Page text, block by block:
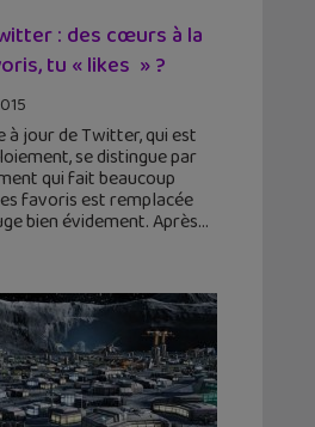
: des cœurs à la
tu « likes » ?
à jour de Twitter, qui est
se distingue par
qui fait beaucoup
favoris est remplacée
bien évidement. Après